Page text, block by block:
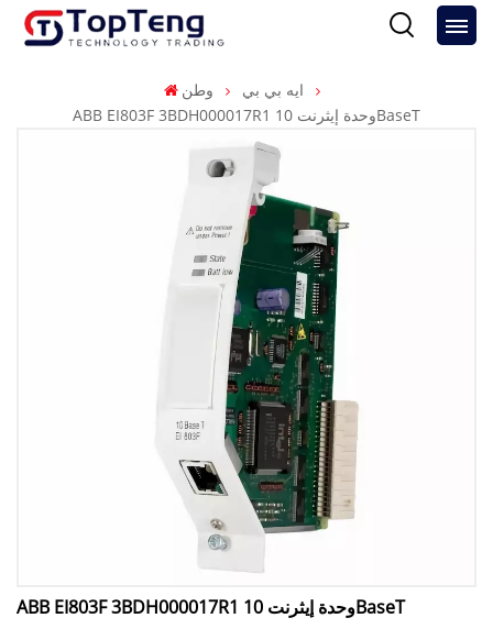
وطن
ايه بي بي
ABB EI803F 3BDH000017R1 وحدة إيثرنت 10BaseT
ABB EI803F 3BDH000017R1 وحدة إيثرنت 10BaseT